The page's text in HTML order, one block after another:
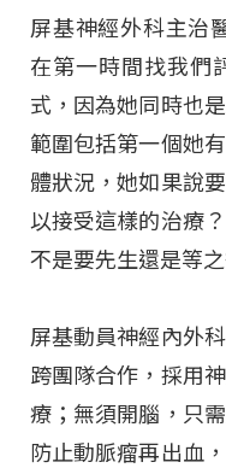
屏基神經外科主治
在第一時間找我們
式，因為她同時也
範圍包括第一個她
體狀況，她如果說
以接受這樣的治療
不是要先生還是等
屏基動員神經內外
跨團隊合作，採用
療；無須開腦，只
防止動脈瘤再出血